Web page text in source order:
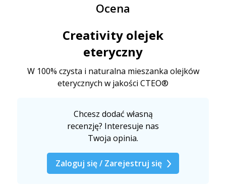
Ocena
Creativity olejek
eteryczny
W 100% czysta i naturalna mieszanka olejków
eterycznych w jakości CTEO®
Chcesz dodać własną
recenzję? Interesuje nas
Twoja opinia.
Zaloguj się / Zarejestruj się